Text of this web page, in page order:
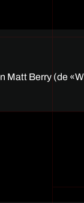
Matt Berry (de